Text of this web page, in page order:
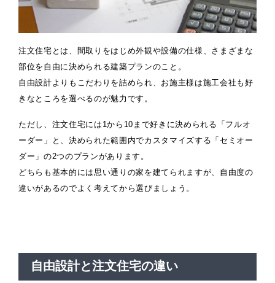
注文住宅とは、間取りをはじめ外観や設備の仕様、さまざまな
部位を自由に決められる建築プランのこと。
自由設計よりもこだわりを詰められ、お施主様は施工会社も好
きなところを選べるのが魅力です。
ただし、注文住宅には1から10まで好きに決められる「フルオ
ーダー」と、決められた範囲内でカスタマイズする「セミオー
ダー」の2つのプランがあります。
どちらも基本的には思い通りの家を建てられますが、自由度の
違いがあるのでよく考えてから選びましょう。
自由設計と注文住宅の違い